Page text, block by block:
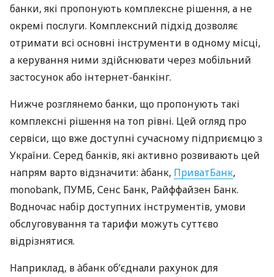
банки, які пропонують комплексне рішення, а не
окремі послуги. Комплексний підхід дозволяє
отримати всі основні інструменти в одному місці,
а керування ними здійснювати через мобільний
застосунок або інтернет-банкінг.
Нижче розглянемо банки, що пропонують такі
комплексні рішення на топ рівні. Цей огляд про
сервіси, що вже доступні сучасному підприємцю з
України. Серед банків, які активно розвивають цей
напрям варто відзначити: àбанк, ПриватБанк,
monobank, ПУМБ, Сенс Банк, Райффайзен Банк.
Водночас набір доступних інструментів, умови
обслуговування та тарифи можуть суттєво
відрізнятися.
Наприклад, в àбанк об’єднали рахунок для